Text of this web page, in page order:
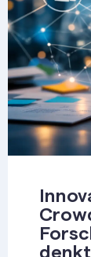
denkt